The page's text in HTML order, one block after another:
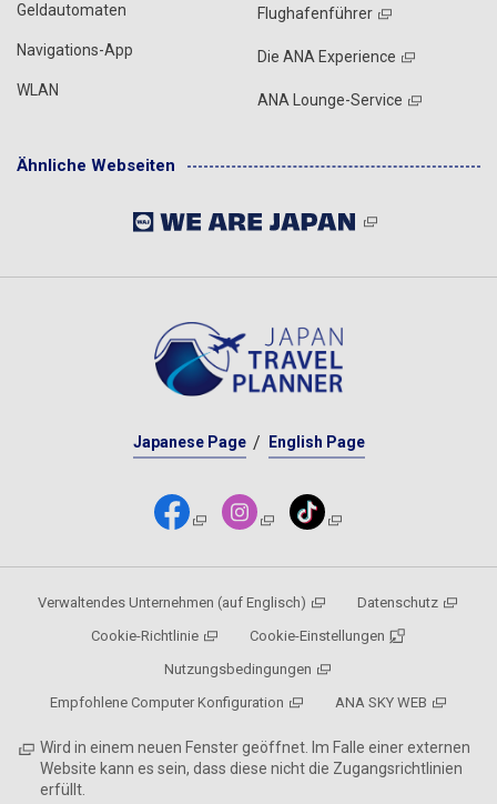
Geldautomaten
Navigations-App
WLAN
Flughafenführer
Die ANA Experience
ANA Lounge-Service
Ähnliche Webseiten
Japanese Page English Page
Verwaltendes Unternehmen (auf Englisch)
Datenschutz
Cookie-Richtlinie
Cookie-Einstellungen
Nutzungsbedingungen
Empfohlene Computer Konfiguration
ANA SKY WEB
Wird in einem neuen Fenster geöffnet. Im Falle einer externen
Website kann es sein, dass diese nicht die Zugangsrichtlinien
erfüllt.